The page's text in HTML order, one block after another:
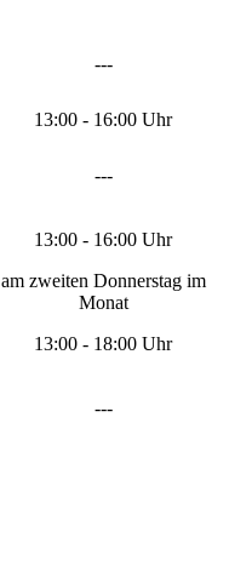
---
13:00 - 16:00 Uhr
---
13:00 - 16:00 Uhr
am zweiten Donnerstag im
Monat
13:00 - 18:00 Uhr
---